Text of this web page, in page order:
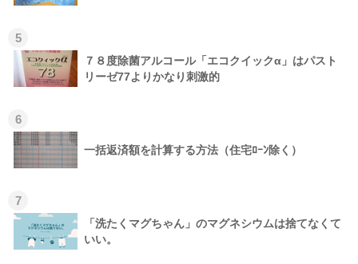
5
７８度除菌アルコール「エコクイックα」はパスト
リーゼ77よりかなり刺激的
6
一括返済額を計算する方法（住宅ﾛｰﾝ除く）
7
「洗たくマグちゃん」のマグネシウムは捨てなくて
いい。